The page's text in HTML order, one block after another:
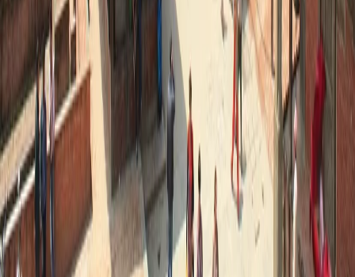
유럽
아시아
아프리카
중남미
북미
오세아니아
극지
99 different holidays
스타일
하이킹 & 트레킹
애니멀
클래식
익스페디션
신발끈 정보